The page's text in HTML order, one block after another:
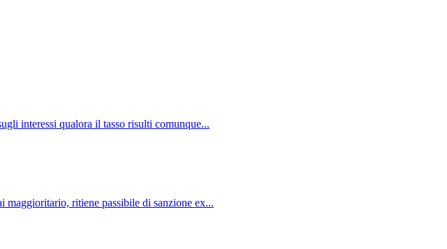
interessi qualora il tasso risulti comunque...
ritiene passibile di sanzione ex...